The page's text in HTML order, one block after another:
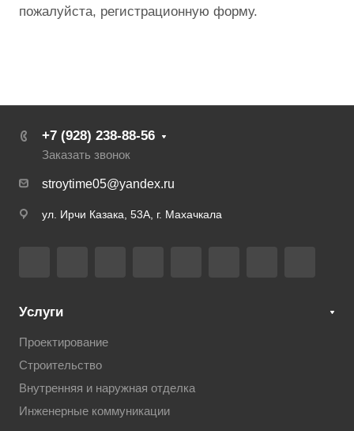
пожалуйста, регистрационную форму.
+7 (928) 238-88-56
Заказать звонок
stroytime05@yandex.ru
ул. Ирчи Казака, 53А, г. Махачкала
Услуги
Проектирование
Строительство
Внутренняя и наружная отделка
Инженерные коммуникации